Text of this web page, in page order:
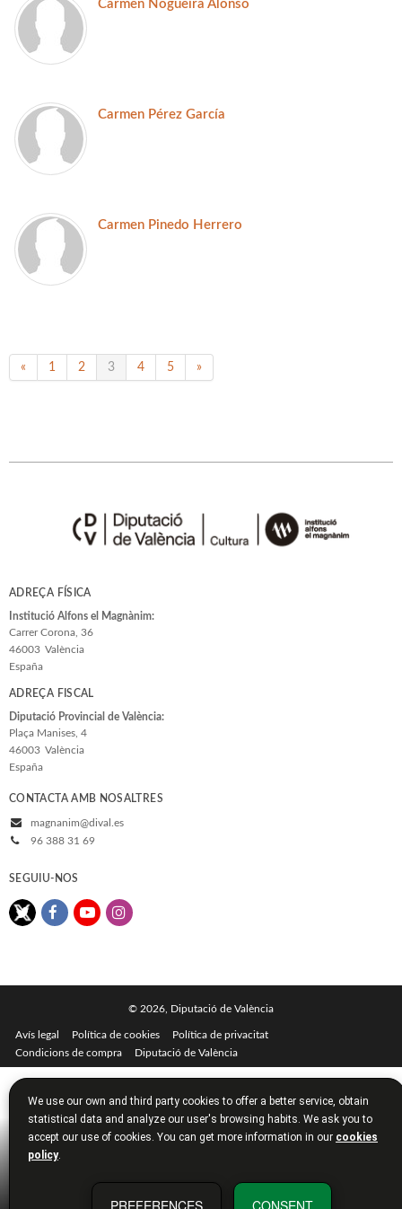
Carmen Nogueira Alonso
Carmen Pérez García
Carmen Pinedo Herrero
« 1 2 3 4 5 »
ADREÇA FÍSICA
Institució Alfons el Magnànim:
Carrer Corona, 36
46003 València
España
ADREÇA FISCAL
Diputació Provincial de València:
Plaça Manises, 4
46003 València
España
CONTACTA AMB NOSALTRES
magnanim@dival.es
96 388 31 69
SEGUIU-NOS
© 2026, Diputació de València
Avís legal Política de cookies
Política de privacitat
Condicions de compra
Diputació de València
We use our own and third party cookies to offer a better service, obtain
statistical data and analyze our user's browsing habits. We ask you to
accept our use of cookies. You can get more information in our cookies
policy.
PREFERENCES CONSENT